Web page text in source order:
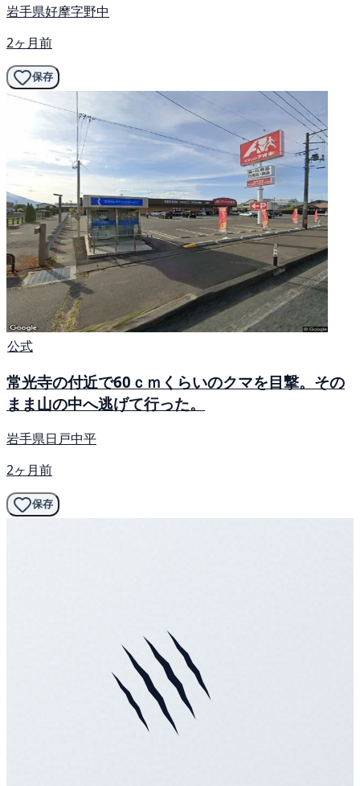
岩手県好摩字野中
2ヶ月前
保存
公式
常光寺の付近で60ｃｍくらいのクマを目撃。その
まま山の中へ逃げて行った。
岩手県日戸中平
2ヶ月前
保存